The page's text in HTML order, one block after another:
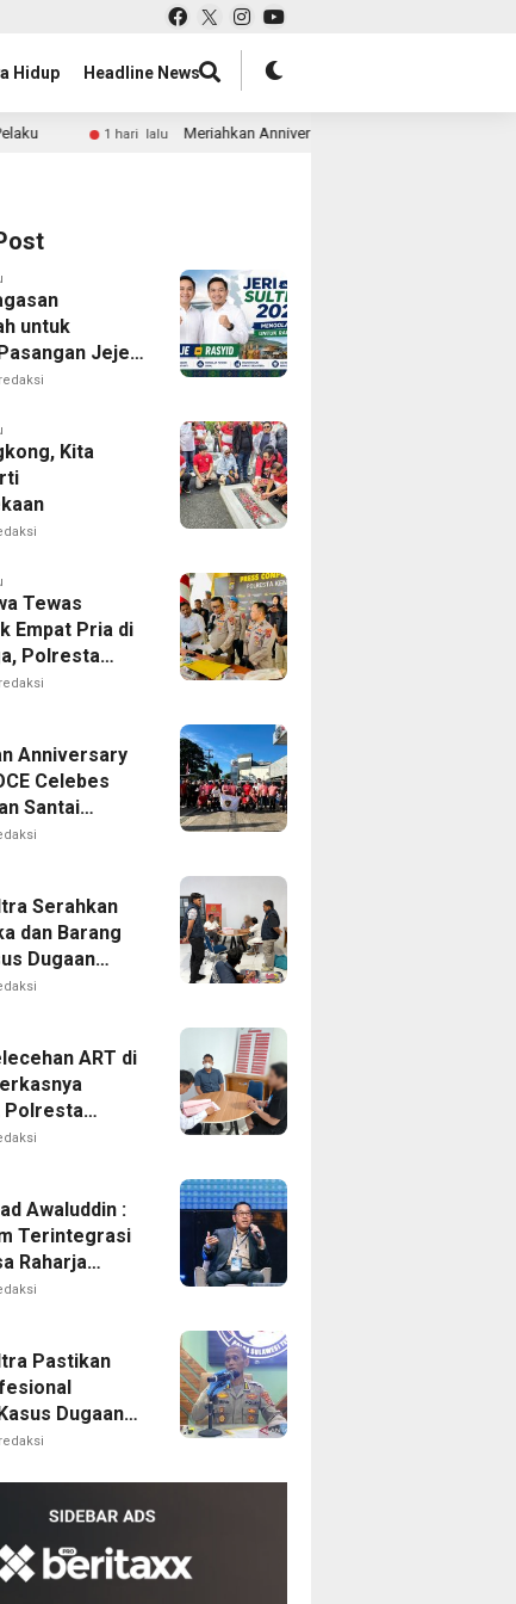
Hidup Headline News
lalu Meriahkan Anniversary ke-1, AVOCE Celebes Gelar Jalan Santai
untuk
Jeje-
Sulawesi
redaksi
Kita
Tewas
Empat Pria di
Polresta
Para
redaksi
Anniversary
Celebes
Santai
Sosial di
Serahkan
dan Barang
Dugaan
ke Kejaksaan
ART di
Polresta
Awaluddin :
Terintegrasi
Raharja
Pastikan
Dugaan
Mahasiswi
redaksi